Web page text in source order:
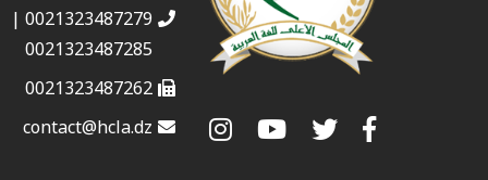
0021323487279 |
0021323487285
0021323487262
contact@hcla.dz